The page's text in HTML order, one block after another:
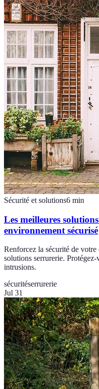
Sécurité et solutions6 min
Les meilleures
environnement sécurisé
Renforcez la sécurité de
solutions serrurerie.
intrusions.
sécuritéserrurerie
Jul 31